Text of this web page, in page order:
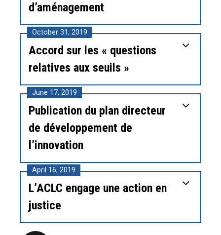
d’aménagement
October 31, 2019
Accord sur les « questions
relatives aux seuils »
June 17, 2019
Publication du plan directeur
de développement de
l’innovation
April 16, 2019
L’ACLC engage une action en
justice